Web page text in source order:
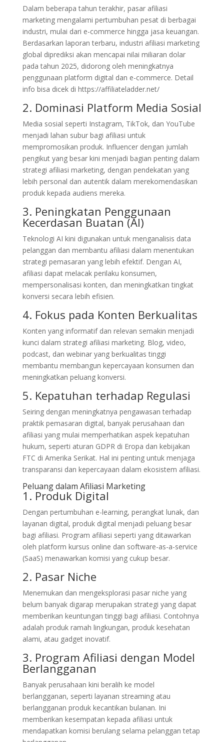
Dalam beberapa tahun terakhir, pasar afiliasi
marketing mengalami pertumbuhan pesat di berbagai
industri, mulai dari e-commerce hingga jasa keuangan.
Berdasarkan laporan terbaru, industri afiliasi marketing
global diprediksi akan mencapai nilai miliaran dolar
pada tahun 2025, didorong oleh meningkatnya
penggunaan platform digital dan e-commerce. Detail
info bisa dicek di https://affiliateladder.net/
2. Dominasi Platform Media Sosial
Media sosial seperti Instagram, TikTok, dan YouTube
menjadi lahan subur bagi afiliasi untuk
mempromosikan produk. Influencer dengan jumlah
pengikut yang besar kini menjadi bagian penting dalam
strategi afiliasi marketing, dengan pendekatan yang
lebih personal dan autentik dalam merekomendasikan
produk kepada audiens mereka.
3. Peningkatan Penggunaan
Kecerdasan Buatan (AI)
Teknologi AI kini digunakan untuk menganalisis data
pelanggan dan membantu afiliasi dalam menentukan
strategi pemasaran yang lebih efektif. Dengan AI,
afiliasi dapat melacak perilaku konsumen,
mempersonalisasi konten, dan meningkatkan tingkat
konversi secara lebih efisien.
4. Fokus pada Konten Berkualitas
Konten yang informatif dan relevan semakin menjadi
kunci dalam strategi afiliasi marketing. Blog, video,
podcast, dan webinar yang berkualitas tinggi
membantu membangun kepercayaan konsumen dan
meningkatkan peluang konversi.
5. Kepatuhan terhadap Regulasi
Seiring dengan meningkatnya pengawasan terhadap
praktik pemasaran digital, banyak perusahaan dan
afiliasi yang mulai memperhatikan aspek kepatuhan
hukum, seperti aturan GDPR di Eropa dan kebijakan
FTC di Amerika Serikat. Hal ini penting untuk menjaga
transparansi dan kepercayaan dalam ekosistem afiliasi.
Peluang dalam Afiliasi Marketing
1. Produk Digital
Dengan pertumbuhan e-learning, perangkat lunak, dan
layanan digital, produk digital menjadi peluang besar
bagi afiliasi. Program afiliasi seperti yang ditawarkan
oleh platform kursus online dan software-as-a-service
(SaaS) menawarkan komisi yang cukup besar.
2. Pasar Niche
Menemukan dan mengeksplorasi pasar niche yang
belum banyak digarap merupakan strategi yang dapat
memberikan keuntungan tinggi bagi afiliasi. Contohnya
adalah produk ramah lingkungan, produk kesehatan
alami, atau gadget inovatif.
3. Program Afiliasi dengan Model
Berlangganan
Banyak perusahaan kini beralih ke model
berlangganan, seperti layanan streaming atau
berlangganan produk kecantikan bulanan. Ini
memberikan kesempatan kepada afiliasi untuk
mendapatkan komisi berulang selama pelanggan tetap